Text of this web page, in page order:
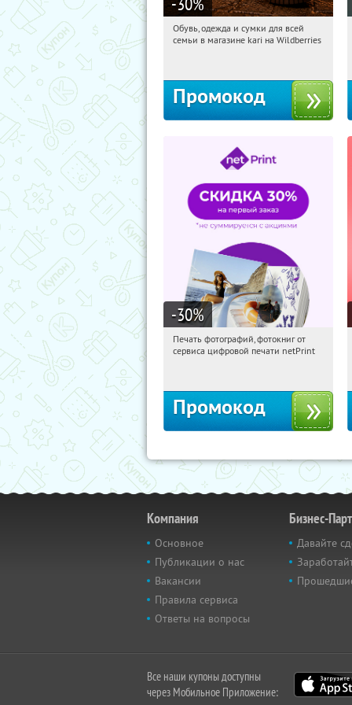
11:04:23 Получили:
Обувь, одежда и сумки для всей
семьи в магазине kari на Wildberries
Промокод
-30%
11:04:23 Получили:
Печать фотографий, фотокниг от
сервиса цифровой печати netPrint
Промокод
Компания
Основное
Публикации о нас
Вакансии
Правила сервиса
Ответы на вопросы
Бизнес-
Давайте
Все наши купоны доступны
через Мобильное Приложение: